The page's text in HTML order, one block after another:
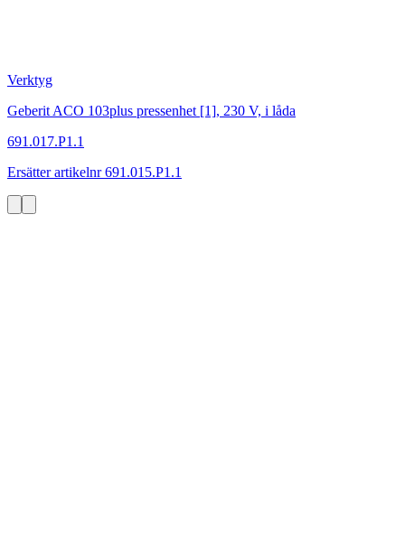
Verktyg
Geberit ACO 103plus pressenhet [1], 230 V, i låda
691.017.P1.1
Ersätter artikelnr 691.015.P1.1